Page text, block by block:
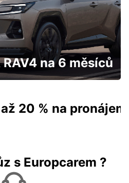
RAV4 na 6 měsíců
20 % na pronájem
s Europcarem ?